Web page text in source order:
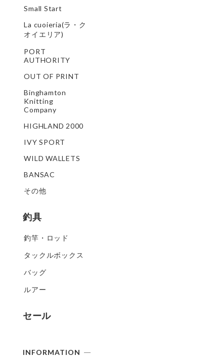
Small Start
La cuoieria(ラ・ク
オイエリア)
PORT
AUTHORITY
OUT OF PRINT
Binghamton
Knitting
Company
HIGHLAND 2000
IVY SPORT
WILD WALLETS
BANSAC
その他
釣具
釣竿・ロッド
タックルボックス
バッグ
ルアー
セール
INFORMATION